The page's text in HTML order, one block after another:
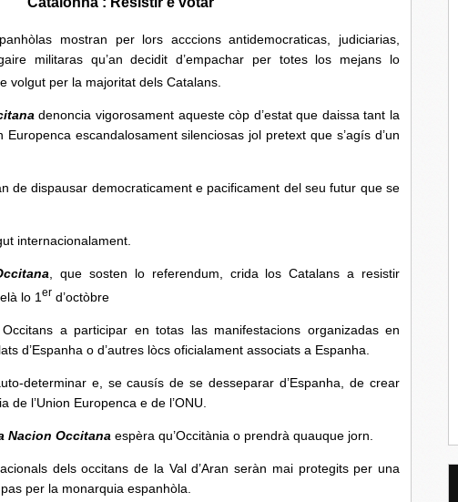
mostran per lors acccions antidemocraticas, judiciarias,
militaras qu’an decidit d’empachar per totes los mejans lo
volgut per la majoritat dels Catalans.
denoncia vigorosament aqueste còp d’estat que daissa tant la
Europenca escandalosament silenciosas jol pretext que s’agís d’un
de dispausar democraticament e pacificament del seu futur que se
internacionalament.
, que sosten lo referendum, crida los Catalans a resistir
lo 1 er d’octòbre
a participar en totas las manifestacions organizadas en
d’Espanha o d’autres lòcs oficialament associats a Espanha.
determinar e, se causís de se desseparar d’Espanha, de crear
l’Union Europenca e de l’ONU.
Nacion Occitana espèra qu’Occitània o prendrà quauque jorn.
dels occitans de la Val d’Aran seràn mai protegits per una
per la monarquia espanhòla.